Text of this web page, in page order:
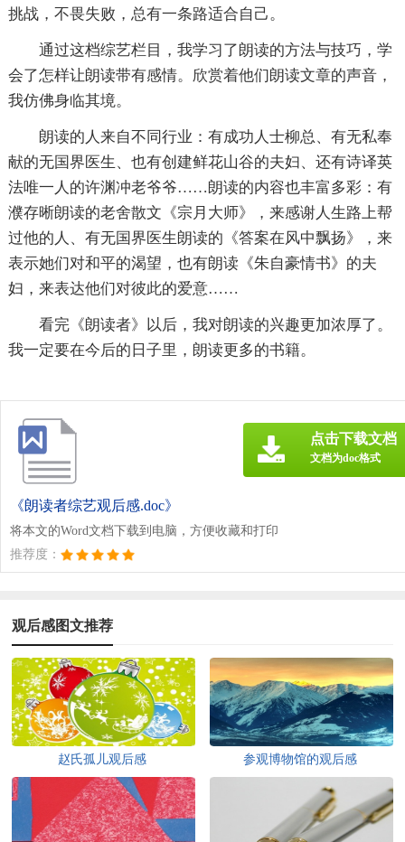
挑战，不畏失败，总有一条路适合自己。
通过这档综艺栏目，我学习了朗读的方法与技巧，学
会了怎样让朗读带有感情。欣赏着他们朗读文章的声音，
我仿佛身临其境。
朗读的人来自不同行业：有成功人士柳总、有无私奉
献的无国界医生、也有创建鲜花山谷的夫妇、还有诗译英
法唯一人的许渊冲老爷爷……朗读的内容也丰富多彩：有
濮存晰朗读的老舍散文《宗月大师》，来感谢人生路上帮
过他的人、有无国界医生朗读的《答案在风中飘扬》，来
表示她们对和平的渴望，也有朗读《朱自豪情书》的夫
妇，来表达他们对彼此的爱意……
看完《朗读者》以后，我对朗读的兴趣更加浓厚了。
我一定要在今后的日子里，朗读更多的书籍。
《朗读者综艺观后感.doc》
将本文的Word文档下载到电脑，方便收藏和打印
推荐度：
点击下载文档
文档为doc格式
观后感图文推荐
赵氏孤儿观后感 参观博物馆的观后感